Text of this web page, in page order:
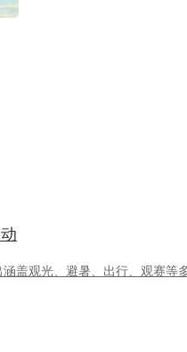
盖观光、避暑、出行、观赛等